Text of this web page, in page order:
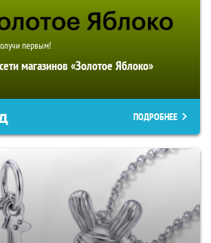
первым!
магазинов «Золотое Яблоко»
ПОДРОБНЕЕ